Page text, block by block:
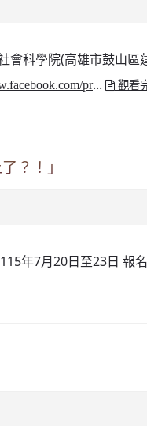
科學院(高雄市鼓山區
pr... 觀看
？！」
年7月20日至23日 報名